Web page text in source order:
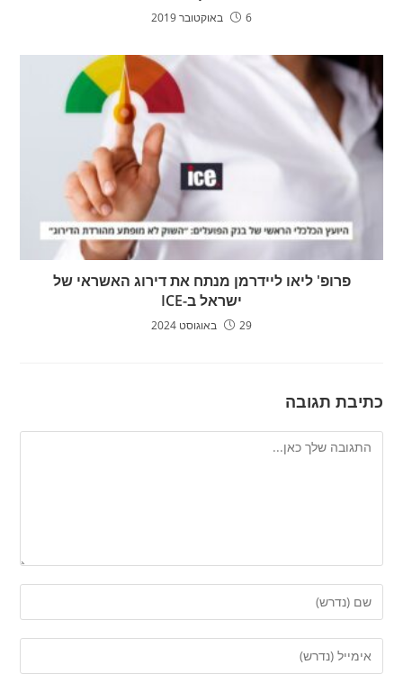
6 באוקטובר 2019
פרופ' ליאו ליידרמן מנתח את דירוג האשראי של
ישראל ב-ICE
29 באוגוסט 2024
כתיבת תגובה
להגיב
את
השם
שלך
את